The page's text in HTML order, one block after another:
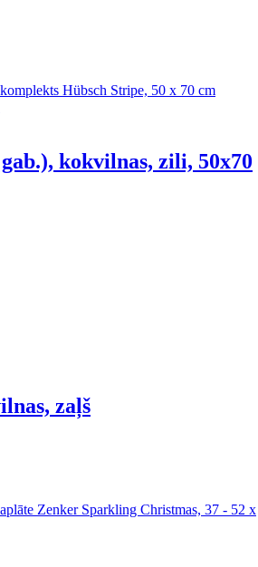
kokvilnas, zili, 50x70
zaļš